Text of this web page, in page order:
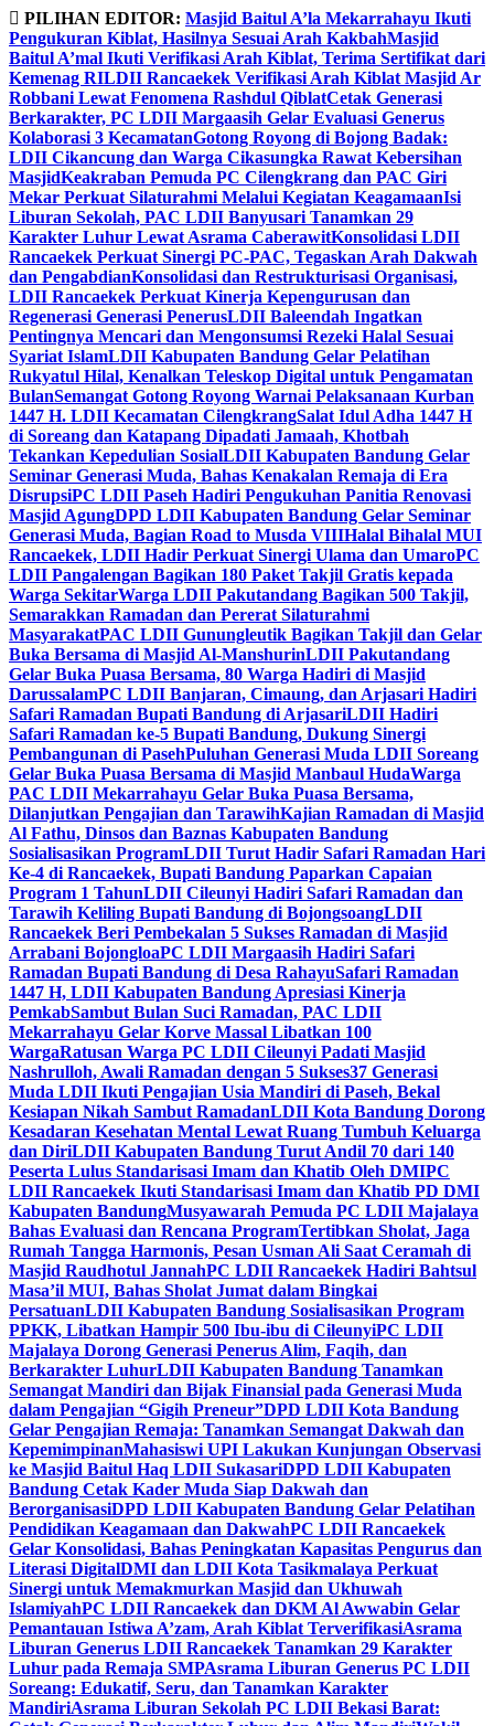
Skip
to
content
PILIHAN EDITOR: Masjid Baitul A’la Mekarrahayu Ikuti
Pengukuran Kiblat, Hasilnya Sesuai Arah KakbahMasjid
Baitul A’mal Ikuti Verifikasi Arah Kiblat, Terima Sertifikat dari
Kemenag RILDII Rancaekek Verifikasi Arah Kiblat Masjid Ar
Robbani Lewat Fenomena Rashdul QiblatCetak Generasi
Berkarakter, PC LDII Margaasih Gelar Evaluasi Generus
Kolaborasi 3 KecamatanGotong Royong di Bojong Badak:
LDII Cikancung dan Warga Cikasungka Rawat Kebersihan
MasjidKeakraban Pemuda PC Cilengkrang dan PAC Giri
Mekar Perkuat Silaturahmi Melalui Kegiatan KeagamaanIsi
Liburan Sekolah, PAC LDII Banyusari Tanamkan 29
Karakter Luhur Lewat Asrama CaberawitKonsolidasi LDII
Rancaekek Perkuat Sinergi PC-PAC, Tegaskan Arah Dakwah
dan PengabdianKonsolidasi dan Restrukturisasi Organisasi,
LDII Rancaekek Perkuat Kinerja Kepengurusan dan
Regenerasi Generasi PenerusLDII Baleendah Ingatkan
Pentingnya Mencari dan Mengonsumsi Rezeki Halal Sesuai
Syariat IslamLDII Kabupaten Bandung Gelar Pelatihan
Rukyatul Hilal, Kenalkan Teleskop Digital untuk Pengamatan
BulanSemangat Gotong Royong Warnai Pelaksanaan Kurban
1447 H. LDII Kecamatan CilengkrangSalat Idul Adha 1447 H
di Soreang dan Katapang Dipadati Jamaah, Khotbah
Tekankan Kepedulian SosialLDII Kabupaten Bandung Gelar
Seminar Generasi Muda, Bahas Kenakalan Remaja di Era
DisrupsiPC LDII Paseh Hadiri Pengukuhan Panitia Renovasi
Masjid AgungDPD LDII Kabupaten Bandung Gelar Seminar
Generasi Muda, Bagian Road to Musda VIIIHalal Bihalal MUI
Rancaekek, LDII Hadir Perkuat Sinergi Ulama dan UmaroPC
LDII Pangalengan Bagikan 180 Paket Takjil Gratis kepada
Warga SekitarWarga LDII Pakutandang Bagikan 500 Takjil,
Semarakkan Ramadan dan Pererat Silaturahmi
MasyarakatPAC LDII Gunungleutik Bagikan Takjil dan Gelar
Buka Bersama di Masjid Al-ManshurinLDII Pakutandang
Gelar Buka Puasa Bersama, 80 Warga Hadiri di Masjid
DarussalamPC LDII Banjaran, Cimaung, dan Arjasari Hadiri
Safari Ramadan Bupati Bandung di ArjasariLDII Hadiri
Safari Ramadan ke-5 Bupati Bandung, Dukung Sinergi
Pembangunan di PasehPuluhan Generasi Muda LDII Soreang
Gelar Buka Puasa Bersama di Masjid Manbaul HudaWarga
PAC LDII Mekarrahayu Gelar Buka Puasa Bersama,
Dilanjutkan Pengajian dan TarawihKajian Ramadan di Masjid
Al Fathu, Dinsos dan Baznas Kabupaten Bandung
Sosialisasikan ProgramLDII Turut Hadir Safari Ramadan Hari
Ke-4 di Rancaekek, Bupati Bandung Paparkan Capaian
Program 1 TahunLDII Cileunyi Hadiri Safari Ramadan dan
Tarawih Keliling Bupati Bandung di BojongsoangLDII
Rancaekek Beri Pembekalan 5 Sukses Ramadan di Masjid
Arrabani BojongloaPC LDII Margaasih Hadiri Safari
Ramadan Bupati Bandung di Desa RahayuSafari Ramadan
1447 H, LDII Kabupaten Bandung Apresiasi Kinerja
PemkabSambut Bulan Suci Ramadan, PAC LDII
Mekarrahayu Gelar Korve Massal Libatkan 100
WargaRatusan Warga PC LDII Cileunyi Padati Masjid
Nashrulloh, Awali Ramadan dengan 5 Sukses37 Generasi
Muda LDII Ikuti Pengajian Usia Mandiri di Paseh, Bekal
Kesiapan Nikah Sambut RamadanLDII Kota Bandung Dorong
Kesadaran Kesehatan Mental Lewat Ruang Tumbuh Keluarga
dan DiriLDII Kabupaten Bandung Turut Andil 70 dari 140
Peserta Lulus Standarisasi Imam dan Khatib Oleh DMIPC
LDII Rancaekek Ikuti Standarisasi Imam dan Khatib PD DMI
Kabupaten BandungMusyawarah Pemuda PC LDII Majalaya
Bahas Evaluasi dan Rencana ProgramTertibkan Sholat, Jaga
Rumah Tangga Harmonis, Pesan Usman Ali Saat Ceramah di
Masjid Raudhotul JannahPC LDII Rancaekek Hadiri Bahtsul
Masa’il MUI, Bahas Sholat Jumat dalam Bingkai
PersatuanLDII Kabupaten Bandung Sosialisasikan Program
PPKK, Libatkan Hampir 500 Ibu-ibu di CileunyiPC LDII
Majalaya Dorong Generasi Penerus Alim, Faqih, dan
Berkarakter LuhurLDII Kabupaten Bandung Tanamkan
Semangat Mandiri dan Bijak Finansial pada Generasi Muda
dalam Pengajian “Gigih Preneur”DPD LDII Kota Bandung
Gelar Pengajian Remaja: Tanamkan Semangat Dakwah dan
KepemimpinanMahasiswi UPI Lakukan Kunjungan Observasi
ke Masjid Baitul Haq LDII SukasariDPD LDII Kabupaten
Bandung Cetak Kader Muda Siap Dakwah dan
BerorganisasiDPD LDII Kabupaten Bandung Gelar Pelatihan
Pendidikan Keagamaan dan DakwahPC LDII Rancaekek
Gelar Konsolidasi, Bahas Peningkatan Kapasitas Pengurus dan
Literasi DigitalDMI dan LDII Kota Tasikmalaya Perkuat
Sinergi untuk Memakmurkan Masjid dan Ukhuwah
IslamiyahPC LDII Rancaekek dan DKM Al Awwabin Gelar
Pemantauan Istiwa A’zam, Arah Kiblat TerverifikasiAsrama
Liburan Generus LDII Rancaekek Tanamkan 29 Karakter
Luhur pada Remaja SMPAsrama Liburan Generus PC LDII
Soreang: Edukatif, Seru, dan Tanamkan Karakter
MandiriAsrama Liburan Sekolah PC LDII Bekasi Barat: